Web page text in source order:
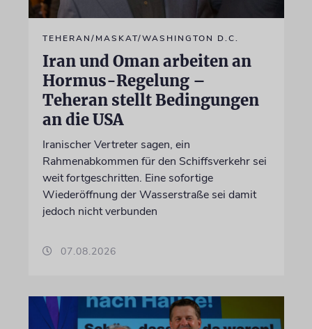
TEHERAN/MASKAT/WASHINGTON D.C.
Iran und Oman arbeiten an
Hormus-Regelung –
Teheran stellt Bedingungen
an die USA
Iranischer Vertreter sagen, ein
Rahmenabkommen für den Schiffsverkehr sei
weit fortgeschritten. Eine sofortige
Wiederöffnung der Wasserstraße sei damit
jedoch nicht verbunden
07.08.2026